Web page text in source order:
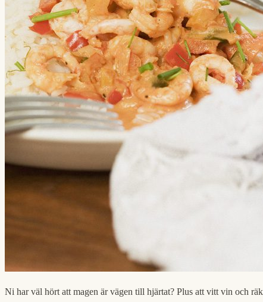
Ni har väl hört att magen är vägen till hjärtat? Plus att vitt vin och